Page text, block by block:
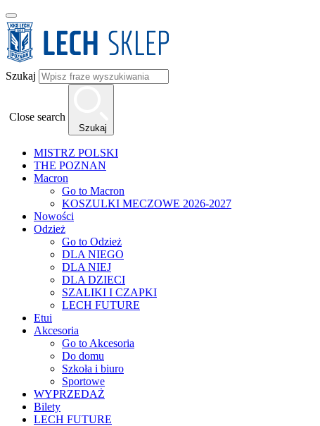
Szukaj
Close search
Szukaj
MISTRZ POLSKI
THE POZNAN
Macron
Go to Macron
KOSZULKI MECZOWE 2026-2027
Nowości
Odzież
Go to Odzież
DLA NIEGO
DLA NIEJ
DLA DZIECI
SZALIKI I CZAPKI
LECH FUTURE
Etui
Akcesoria
Go to Akcesoria
Do domu
Szkoła i biuro
Sportowe
WYPRZEDAŻ
Bilety
LECH FUTURE